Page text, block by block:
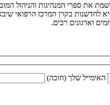
את ספרי המנהיגות
לחדשנות בקרן המרכז הרפואי
וארגונים רבים.
האימייל שלך (חובה)